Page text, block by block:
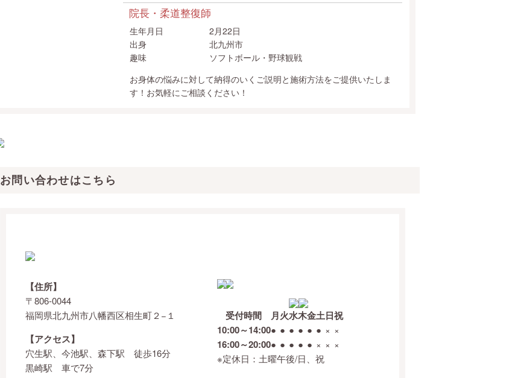
院長・柔道整復師
生年月日
2月22日
出身
北九州市
趣味
ソフトボール・野球観戦
お身体の悩みに対して納得のいくご説明と施術方法をご提供いたしま
す！お気軽にご相談ください！
お問い合わせはこちら
【住所】
〒806-0044
福岡県北九州市八幡西区相生町２−１
【アクセス】
穴生駅、今池駅、森下駅 徒歩16分
黒崎駅 車で7分
受付時間 月火水木金土日祝
10:00～14:00● ● ● ● ● ● × ×
16:00～20:00● ● ● ● ● × × ×
※定休日：土曜午後/日、祝